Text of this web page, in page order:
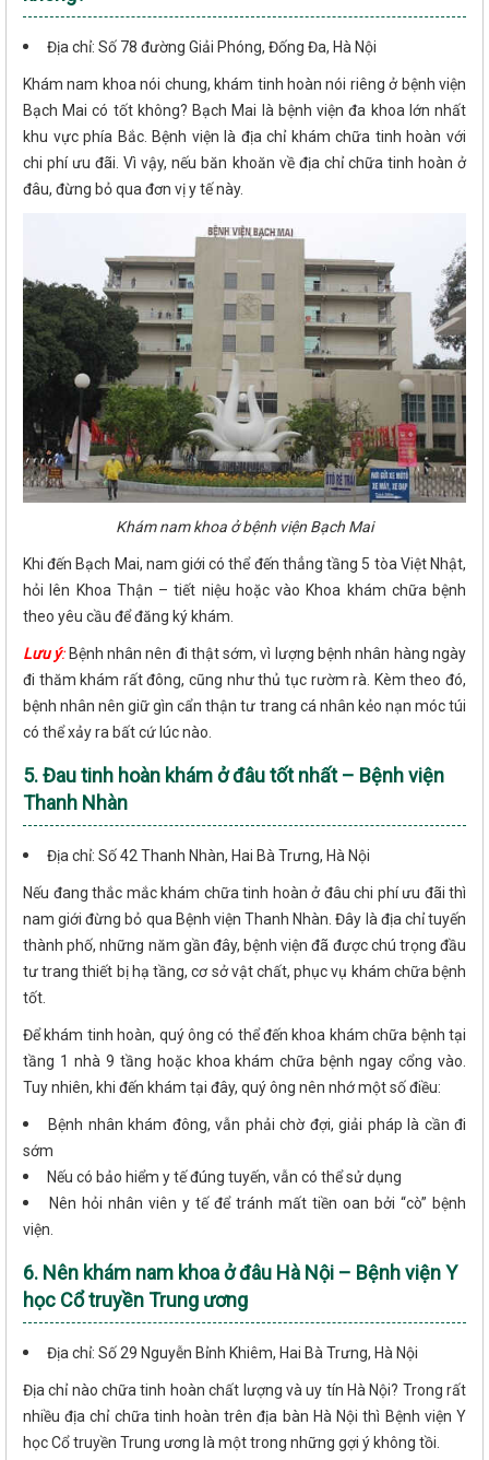
Địa chỉ: Số 78 đường Giải Phóng, Đống Đa, Hà Nội
Khám nam khoa nói chung, khám tinh hoàn nói riêng ở bệnh viện
Bạch Mai có tốt không? Bạch Mai là bệnh viện đa khoa lớn nhất
khu vực phía Bắc. Bệnh viện là địa chỉ khám chữa tinh hoàn với
chi phí ưu đãi. Vì vậy, nếu băn khoăn về địa chỉ chữa tinh hoàn ở
đâu, đừng bỏ qua đơn vị y tế này.
Khám nam khoa ở bệnh viện Bạch Mai
Khi đến Bạch Mai, nam giới có thể đến thẳng tầng 5 tòa Việt Nhật,
hỏi lên Khoa Thận – tiết niệu hoặc vào Khoa khám chữa bệnh
theo yêu cầu để đăng ký khám.
Lưu ý: Bệnh nhân nên đi thật sớm, vì lượng bệnh nhân hàng ngày
đi thăm khám rất đông, cũng như thủ tục rườm rà. Kèm theo đó,
bệnh nhân nên giữ gìn cẩn thận tư trang cá nhân kẻo nạn móc túi
có thể xảy ra bất cứ lúc nào.
5. Đau tinh hoàn khám ở đâu tốt nhất – Bệnh viện
Thanh Nhàn
Địa chỉ: Số 42 Thanh Nhàn, Hai Bà Trưng, Hà Nội
Nếu đang thắc mắc khám chữa tinh hoàn ở đâu chi phí ưu đãi thì
nam giới đừng bỏ qua Bệnh viện Thanh Nhàn. Đây là địa chỉ tuyến
thành phố, những năm gần đây, bệnh viện đã được chú trọng đầu
tư trang thiết bị hạ tầng, cơ sở vật chất, phục vụ khám chữa bệnh
tốt.
Để khám tinh hoàn, quý ông có thể đến khoa khám chữa bệnh tại
tầng 1 nhà 9 tầng hoặc khoa khám chữa bệnh ngay cổng vào.
Tuy nhiên, khi đến khám tại đây, quý ông nên nhớ một số điều:
Bệnh nhân khám đông, vẫn phải chờ đợi, giải pháp là cần đi
sớm
Nếu có bảo hiểm y tế đúng tuyến, vẫn có thể sử dụng
Nên hỏi nhân viên y tế để tránh mất tiền oan bởi “cò” bệnh
viện.
6. Nên khám nam khoa ở đâu Hà Nội – Bệnh viện Y
học Cổ truyền Trung ương
Địa chỉ: Số 29 Nguyễn Bỉnh Khiêm, Hai Bà Trưng, Hà Nội
Địa chỉ nào chữa tinh hoàn chất lượng và uy tín Hà Nội? Trong rất
nhiều địa chỉ chữa tinh hoàn trên địa bàn Hà Nội thì Bệnh viện Y
học Cổ truyền Trung ương là một trong những gợi ý không tồi.